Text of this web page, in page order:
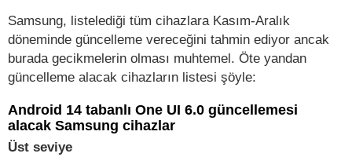
Samsung, listelediği tüm cihazlara Kasım-Aralık
döneminde güncelleme vereceğini tahmin ediyor ancak
burada gecikmelerin olması muhtemel. Öte yandan
güncelleme alacak cihazların listesi şöyle:
Android 14 tabanlı One UI 6.0 güncellemesi
alacak Samsung cihazlar
Üst seviye